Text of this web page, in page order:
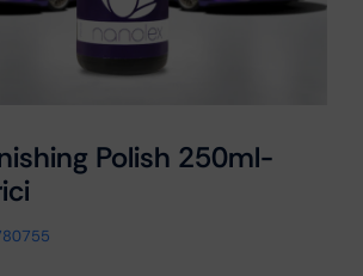
Polish 250ml-